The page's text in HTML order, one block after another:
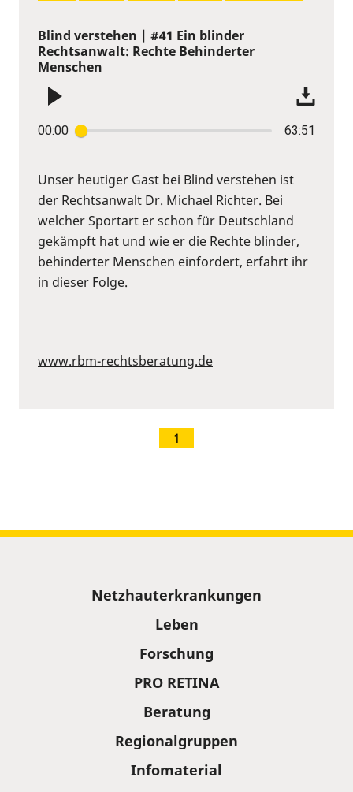
Blind verstehen | #41 Ein blinder
Rechtsanwalt: Rechte Behinderter
Menschen
00:00 63:51
Unser heutiger Gast bei Blind verstehen ist
der Rechtsanwalt Dr. Michael Richter. Bei
welcher Sportart er schon für Deutschland
gekämpft hat und wie er die Rechte blinder,
behinderter Menschen einfordert, erfahrt ihr
in dieser Folge.
www.rbm-rechtsberatung.de
1
Netzhauterkrankungen
Leben
Forschung
PRO RETINA
Beratung
Regionalgruppen
Infomaterial